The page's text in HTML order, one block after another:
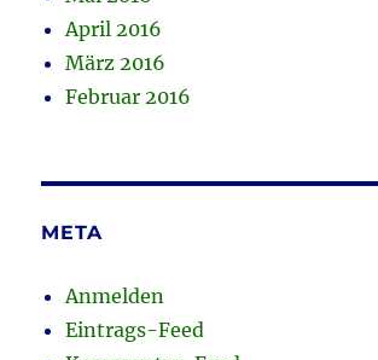
April 2016
März 2016
Februar 2016
META
Anmelden
Eintrags-Feed